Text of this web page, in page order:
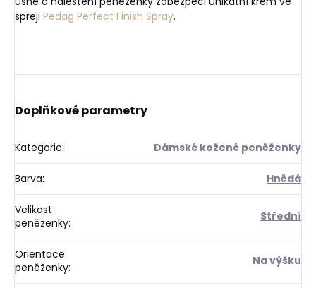
spreji Pedag Perfect Finish Spray.
Doplňkové parametry
Kategorie: Dámské kožené peněženky
Barva: Hnědá
Velikost
peněženky: Střední
Orientace
peněženky: Na výšku